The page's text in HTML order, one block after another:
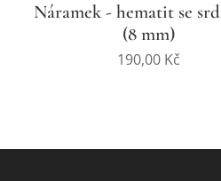
Náramek - hematit se
(8 mm)
190,00 Kč